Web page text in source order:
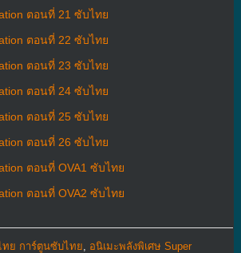
ตอนที่ 21 ซับไทย
ตอนที่ 22 ซับไทย
ตอนที่ 23 ซับไทย
ตอนที่ 24 ซับไทย
ตอนที่ 25 ซับไทย
ตอนที่ 26 ซับไทย
ตอนที่ OVA1 ซับไทย
ตอนที่ OVA2 ซับไทย
ทย การ์ตูนซับไทย
อนิเมะพลังพิเศษ Super